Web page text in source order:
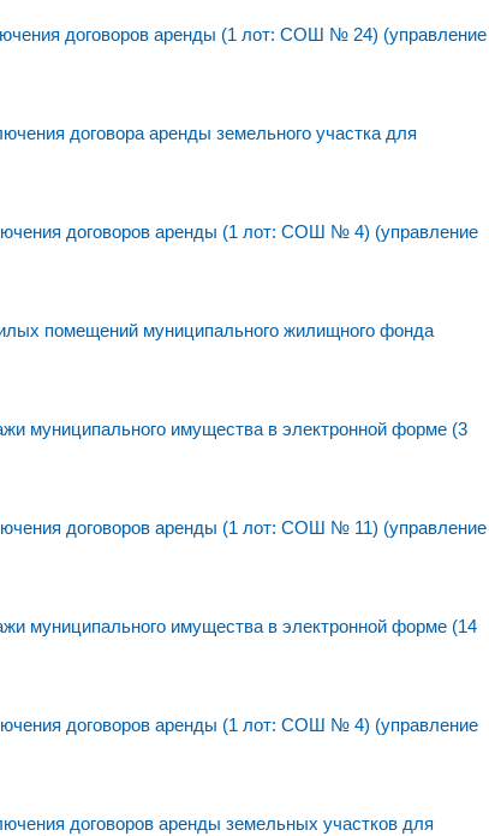
договоров аренды (1 лот: СОШ № 24) (управление
договора аренды земельного участка для
договоров аренды (1 лот: СОШ № 4) (управление
помещений муниципального жилищного фонда
муниципального имущества в электронной форме (3
договоров аренды (1 лот: СОШ № 11) (управление
муниципального имущества в электронной форме (14
договоров аренды (1 лот: СОШ № 4) (управление
договоров аренды земельных участков для